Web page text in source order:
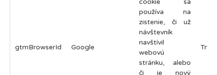
gtmBrowserId Google
cookie sa
používa na
zistenie, či už
návštevník
navštívil
webovú
stránku, alebo
či je nový